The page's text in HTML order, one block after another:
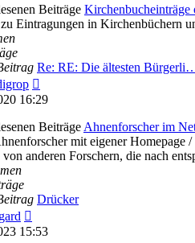
Kirchenbucheinträge
Eintragungen in Kirchenbüchern
Re: RE: Die ältesten
Beitrag
16:29
Ahnenforscher im
mit eigener Homepage
anderen Forschern, die nach
Drücker
Beitrag
15:53